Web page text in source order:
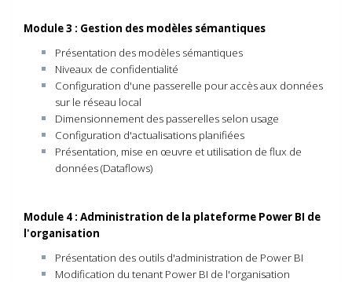
Module 3 : Gestion des modèles sémantiques
Présentation des modèles sémantiques
Niveaux de confidentialité
Configuration d'une passerelle pour accès aux données
sur le réseau local
Dimensionnement des passerelles selon usage
Configuration d'actualisations planifiées
Présentation, mise en œuvre et utilisation de flux de
données (Dataflows)
Module 4 : Administration de la plateforme Power BI de
l'organisation
Présentation des outils d'administration de Power BI
Modification du tenant Power BI de l'organisation